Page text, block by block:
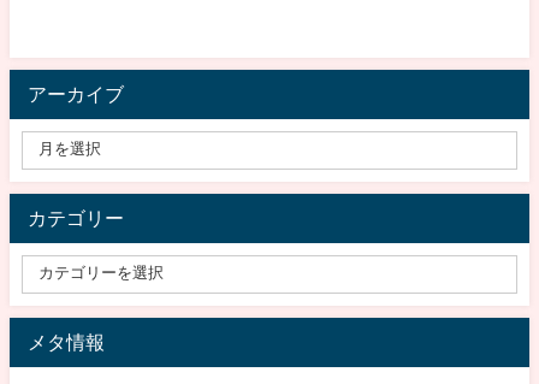
アーカイブ
カテゴリー
メタ情報